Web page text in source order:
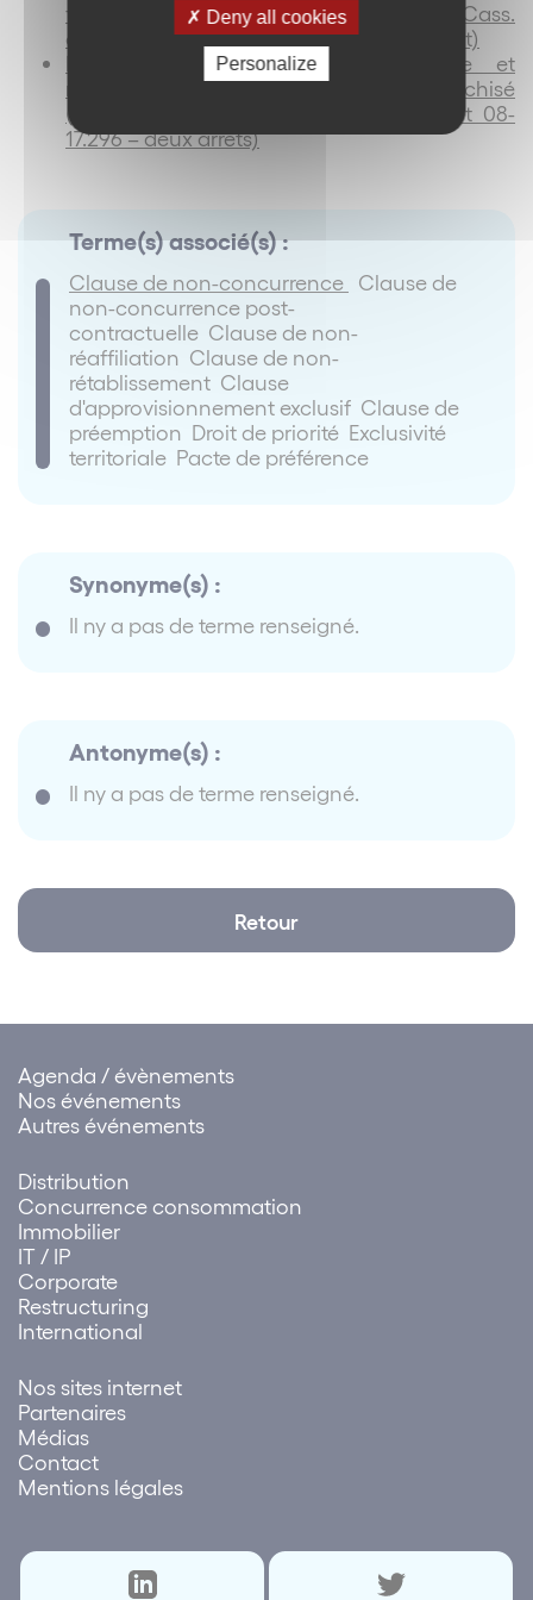
franchisé et de celle du tiers complice (
Cass.
civ. 2ème, 9 juillet 2009, n°08-18.852, inédit)
Extinction du contrat de franchise et
responsabilité du tiers complice du franchisé
(Cass. com., 9 juin 2009, n°08-16.168 et 08-
17.296 – deux arrêts)
Terme(s) associé(s) :
Clause de non-concurrence
Clause de
non-concurrence post-
contractuelle Clause de non-
réaffiliation Clause de non-
rétablissement Clause
d'approvisionnement exclusif Clause de
préemption Droit de priorité Exclusivité
territoriale Pacte de préférence
Synonyme(s) :
Il ny a pas de terme renseigné.
Antonyme(s) :
Il ny a pas de terme renseigné.
Retour
Agenda / évènements
Nos événements
Autres événements
Distribution
Concurrence consommation
Immobilier
IT / IP
Corporate
Restructuring
International
Nos sites internet
Partenaires
Médias
Contact
Mentions légales
Deny all cookies
Personalize